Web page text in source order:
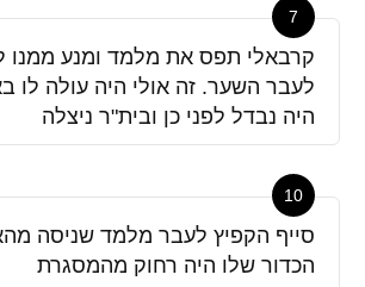
7
קרבאלי תפס את מלמד ומנע ממנו
לעבר השער. זה אולי היה עולה לו
היה נבדל לפני כן ובית"ר ניצלה
10
סייף הקפיץ לעבר מלמד שניסה
הכדור שלו היה רחוק מהמסגרת